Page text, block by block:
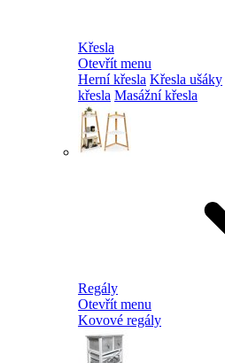
Křesla
Otevřít menu
Herní křesla Křesla ušáky
křesla Masážní křesla
Regály
Otevřít menu
Kovové regály